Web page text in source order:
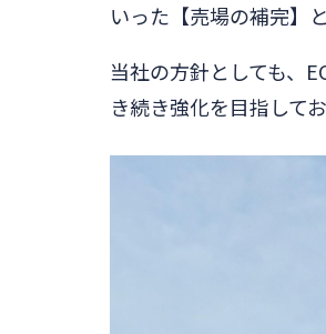
いった【売場の補完】
当社の方針としても、
き続き強化を目指してお